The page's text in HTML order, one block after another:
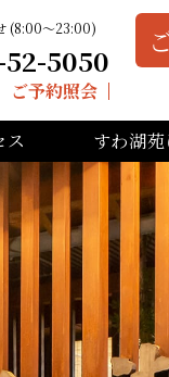
(8:00〜23:00)
5050
ご予約照会
ス すわ湖